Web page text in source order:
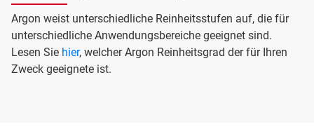
Argon weist unterschiedliche Reinheitsstufen auf, die für
unterschiedliche Anwendungsbereiche geeignet sind.
Lesen Sie hier, welcher Argon Reinheitsgrad der für Ihren
Zweck geeignete ist.